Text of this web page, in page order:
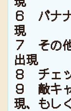
６ バナ
現
７ その
出現
８ チェ
９ 敵キ
現、もし